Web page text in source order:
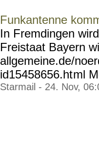
Funkantenne
In Fremdingen
Freistaat Bayern
allgemeine.de/
id15458656.html
Starmail - 24. Nov,